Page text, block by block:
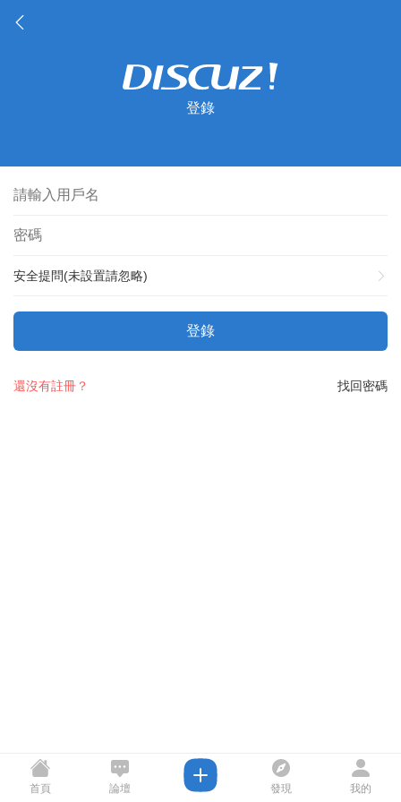
登錄
安全提問(未設置請忽略)
登錄
找回密碼
還沒有註冊？
首頁 論壇 發現 我的